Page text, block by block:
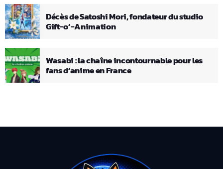
Décès de Satoshi Mori, fondateur du studio
Gift-o’-Animation
Wasabi : la chaîne incontournable pour les
fans d’anime en France